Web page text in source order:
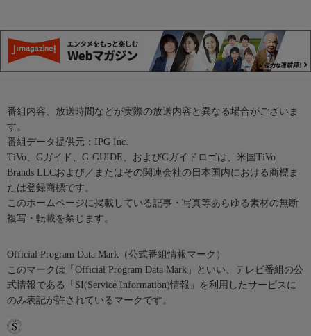
番組内容、放送時間などが実際の放送内容と異なる場合がございま
す。
番組データ提供元：IPG Inc.
TiVo、Gガイド、G-GUIDE、およびGガイドロゴは、米国TiVo
Brands LLCおよび／またはその関連会社の日本国内における商標ま
たは登録商標です。
このホームページに掲載している記事・写真等あらゆる素材の無断
複写・転載を禁じます。
Official Program Data Mark（公式番組情報マーク）
このマークは「Official Program Data Mark」といい、テレビ番組の公
式情報である「SI(Service Information)情報」を利用したサービスに
のみ表記が許されているマークです。